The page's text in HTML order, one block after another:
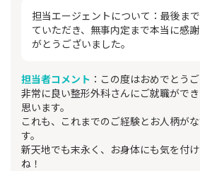
担当エージェントについて：最後ま
ていただき、無事内定まで本当に感
がとうございました。
担当者コメント ：この度はおめでとう
非常に良い整形外科さんにご就職がで
思います。
これも、これまでのご経験とお人柄が
す。
新天地でも末永く、お身体にも気を付
ね！